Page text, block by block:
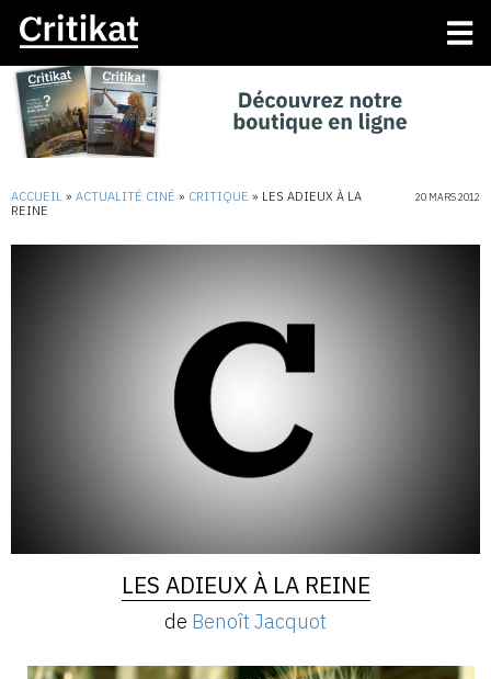
ACCUEIL » ACTUALITÉ CINÉ » CRITIQUE » LES ADIEUX À LA
REINE
20 MARS 2012
LES ADIEUX À LA REINE
de Benoît Jacquot